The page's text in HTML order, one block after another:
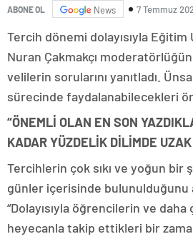
ABONE OL News 7 Temmuz
Tercih dönemi dolayısıyla Eğitim
Nuran Çakmakçı
velilerin sorularını yanıtladı.
sürecinde faydalanabilecekleri
“ÖNEMLİ OLAN EN SON
KADAR YÜZDELİK DİLİMDE
Tercihlerin çok sıkı ve yoğun bir
günler içerisinde bulunulduğunu
“Dolayısıyla öğrencilerin ve
heyecanla takip ettikleri bir